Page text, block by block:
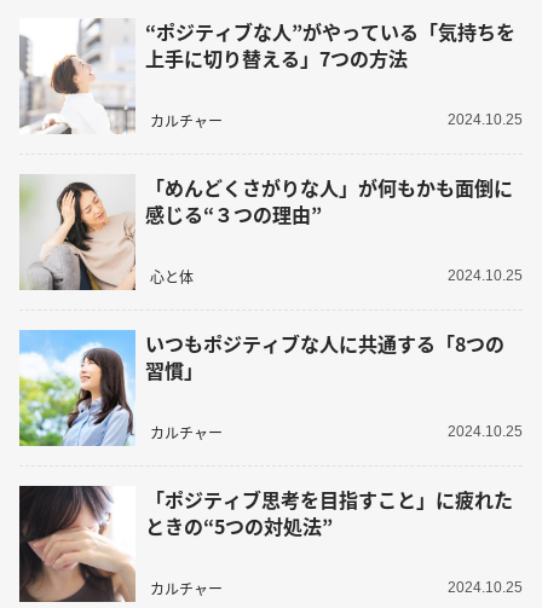
“ポジティブな人”がやっている「気持ちを
上手に切り替える」7つの方法
カルチャー 2024.10.25
「めんどくさがりな人」が何もかも面倒に
感じる“３つの理由”
心と体 2024.10.25
いつもポジティブな人に共通する「8つの
習慣」
カルチャー 2024.10.25
「ポジティブ思考を目指すこと」に疲れた
ときの“5つの対処法”
カルチャー 2024.10.25